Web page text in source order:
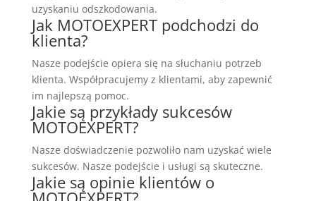
uzyskaniu odszkodowania.
Jak MOTOEXPERT podchodzi do
klienta?
Nasze podejście opiera się na słuchaniu potrzeb
klienta. Współpracujemy z klientami, aby zapewnić
im najlepszą pomoc.
Jakie są przykłady sukcesów
MOTOEXPERT?
Nasze doświadczenie pozwoliło nam uzyskać wiele
sukcesów. Nasze podejście i usługi są skuteczne.
Jakie są opinie klientów o